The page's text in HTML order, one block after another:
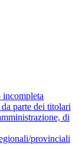
incompleta
parte dei titolari
di
provinciali